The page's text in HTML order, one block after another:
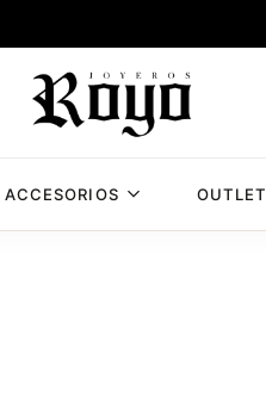
ACCESORIOS OUTLET